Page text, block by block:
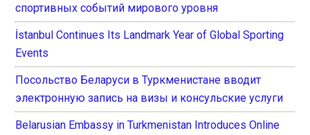
спортивных событий мирового уровня
İstanbul Continues Its Landmark Year of Global Sporting
Events
Посольство Беларуси в Туркменистане вводит
электронную запись на визы и консульские услуги
Belarusian Embassy in Turkmenistan Introduces Online